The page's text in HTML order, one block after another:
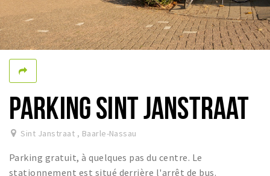
Manger
Boire
Dormir
Achats
Éxpercience
PARKING SINT JANSTRAAT
Sint Janstraat , Baarle-Nassau
Parking gratuit, à quelques pas du centre. Le
stationnement est situé derrière l'arrêt de bus.